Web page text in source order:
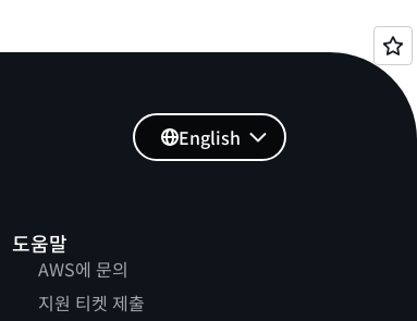
도움말
AWS에 문의
지원 티켓 제출
English